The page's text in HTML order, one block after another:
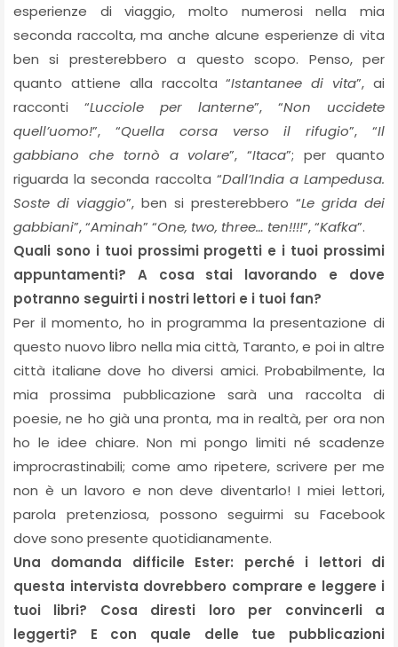
esperienze di viaggio, molto numerosi nella mia
seconda raccolta, ma anche alcune esperienze di vita
ben si presterebbero a questo scopo. Penso, per
quanto attiene alla raccolta “Istantanee di vita”, ai
racconti “Lucciole per lanterne”, “Non uccidete
quell’uomo!”, “Quella corsa verso il rifugio”, “Il
gabbiano che tornò a volare”, “Itaca”; per quanto
riguarda la seconda raccolta “Dall’India a Lampedusa.
Soste di viaggio”, ben si presterebbero “Le grida dei
gabbiani”, “Aminah” “One, two, three… ten!!!!”, “Kafka”.
Quali sono i tuoi prossimi progetti e i tuoi prossimi
appuntamenti? A cosa stai lavorando e dove
potranno seguirti i nostri lettori e i tuoi fan?
Per il momento, ho in programma la presentazione di
questo nuovo libro nella mia città, Taranto, e poi in altre
città italiane dove ho diversi amici. Probabilmente, la
mia prossima pubblicazione sarà una raccolta di
poesie, ne ho già una pronta, ma in realtà, per ora non
ho le idee chiare. Non mi pongo limiti né scadenze
improcrastinabili; come amo ripetere, scrivere per me
non è un lavoro e non deve diventarlo! I miei lettori,
parola pretenziosa, possono seguirmi su Facebook
dove sono presente quotidianamente.
Una domanda difficile Ester: perché i lettori di
questa intervista dovrebbero comprare e leggere i
tuoi libri? Cosa diresti loro per convincerli a
leggerti? E con quale delle tue pubblicazioni